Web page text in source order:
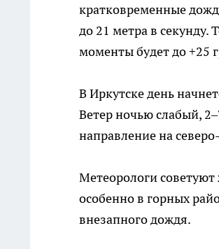
кратковременные
до 21 метра в
моменты будет до +25
В Иркутске день
Ветер ночью слабый,
направление на
Метеорологи
особенно в горных
внезапного дождя.